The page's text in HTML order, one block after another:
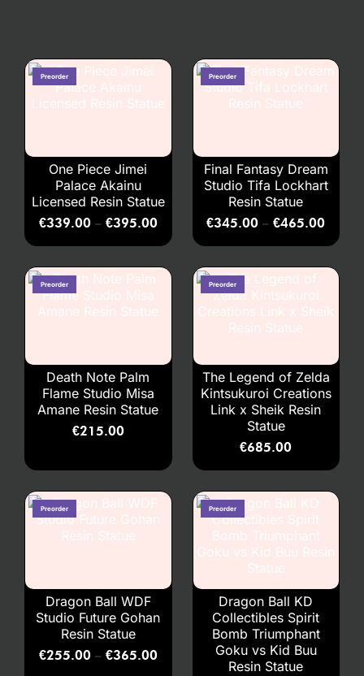
One Piece Jimei
Palace Akainu
Licensed Resin Statue
€339.00 – €395.00
Final Fantasy Dream
Studio Tifa Lockhart
Resin Statue
€345.00 – €465.00
Death Note Palm
Flame Studio Misa
Amane Resin Statue
€215.00
The Legend of Zelda
Kintsukuroi Creations
Link x Sheik Resin
Statue
€685.00
Dragon Ball WDF
Studio Future Gohan
Resin Statue
€255.00 – €365.00
Dragon Ball KD
Collectibles Spirit
Bomb Triumphant
Goku vs Kid Buu
Resin Statue